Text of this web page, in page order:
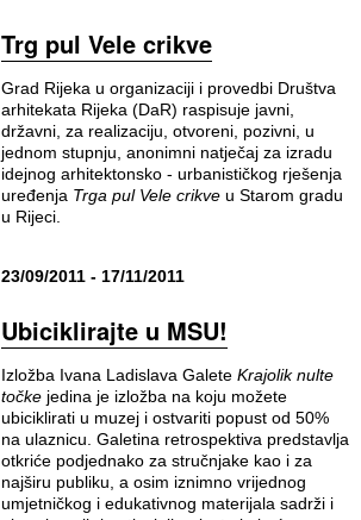
Trg pul Vele crikve
Grad Rijeka u organizaciji i provedbi Društva
arhitekata Rijeka (DaR) raspisuje javni,
državni, za realizaciju, otvoreni, pozivni, u
jednom stupnju, anonimni natječaj za izradu
idejnog arhitektonsko - urbanističkog rješenja
uređenja Trga pul Vele crikveu Starom gradu
u Rijeci.
23/09/2011 - 17/11/2011
Ubiciklirajte u MSU!
Izložba Ivana Ladislava Galete Krajolik nulte
točkejedina je izložba na koju možete
ubiciklirati u muzej i ostvariti popust od 50%
na ulaznicu. Galetina retrospektiva predstavlja
otkriće podjednako za stručnjake kao i za
najširu publiku, a osim iznimno vrijednog
umjetničkog i edukativnog materijala sadrži i